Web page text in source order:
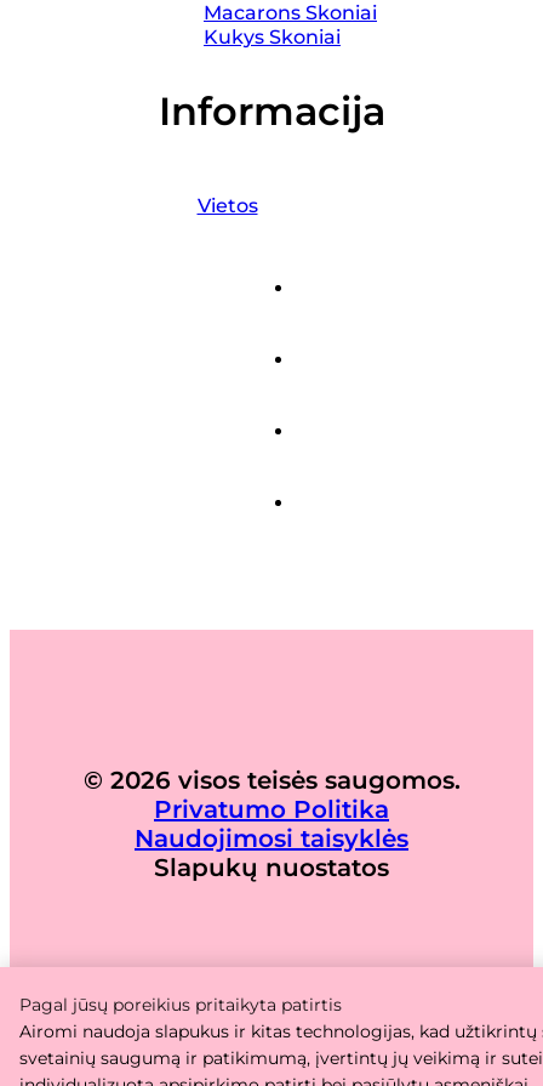
Macarons Skoniai
Kukys Skoniai
Informacija
Vietos
© 2026 visos teisės saugomos.
Privatumo Politika
Naudojimosi taisyklės
Slapukų nuostatos
Pagal jūsų poreikius pritaikyta patirtis
Airomi naudoja slapukus ir kitas technologijas, kad užtikrintų
svetainių saugumą ir patikimumą, įvertintų jų veikimą ir